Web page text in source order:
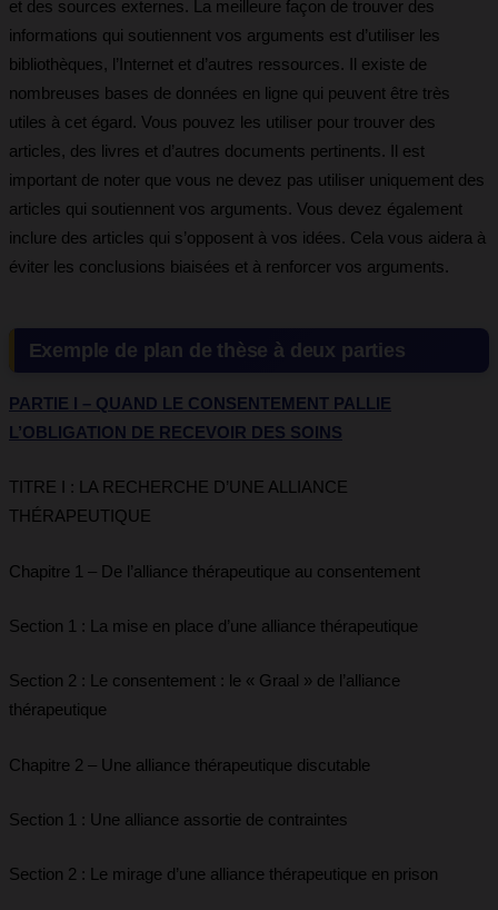
et des sources externes. La meilleure façon de trouver des
informations qui soutiennent vos arguments est d’utiliser les
bibliothèques, l’Internet et d’autres ressources. Il existe de
nombreuses bases de données en ligne qui peuvent être très
utiles à cet égard. Vous pouvez les utiliser pour trouver des
articles, des livres et d’autres documents pertinents. Il est
important de noter que vous ne devez pas utiliser uniquement des
articles qui soutiennent vos arguments. Vous devez également
inclure des articles qui s’opposent à vos idées. Cela vous aidera à
éviter les conclusions biaisées et à renforcer vos arguments.
Exemple de plan de thèse à deux parties
PARTIE I – QUAND LE CONSENTEMENT PALLIE
L’OBLIGATION DE RECEVOIR DES SOINS
TITRE I : LA RECHERCHE D’UNE ALLIANCE
THÉRAPEUTIQUE
Chapitre 1 – De l’alliance thérapeutique au consentement
Section 1 : La mise en place d’une alliance thérapeutique
Section 2 : Le consentement : le « Graal » de l’alliance
thérapeutique
Chapitre 2 – Une alliance thérapeutique discutable
Section 1 : Une alliance assortie de contraintes
Section 2 : Le mirage d’une alliance thérapeutique en prison